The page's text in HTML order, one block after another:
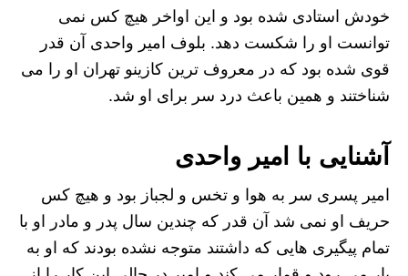
خودش استادی شده بود و این اواخر هیچ کس نمی
توانست او را شکست دهد. بلوف امیر واحدی آن قدر
قوی شده بود که در معروف ترین کازینو تهران او را می
شناختند و همین باعث درد سر برای او شد.
آشنایی با امیر واحدی
امیر پسری سر به هوا و تخس و لجباز بود و هیچ کس
حریف او نمی شد آن قدر که چندین سال پدر و مادر او با
تمام پیگیری هایی که داشتند متوجه نشده بودند که او به